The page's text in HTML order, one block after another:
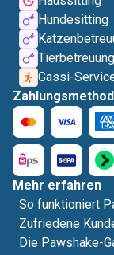
Hundesitting
Tierbetreuung
Gassi-
Mehr erfahren
So funktioniert
Zufriedene
Die Pawshake-